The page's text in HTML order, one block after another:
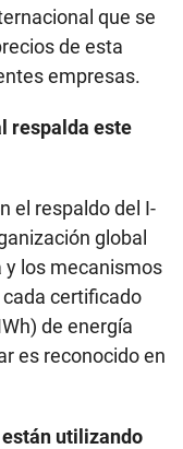
que se
de esta
empresas.
respalda este
el respaldo del I-
global
y los mecanismos
certificado
de energía
es reconocido en
utilizando